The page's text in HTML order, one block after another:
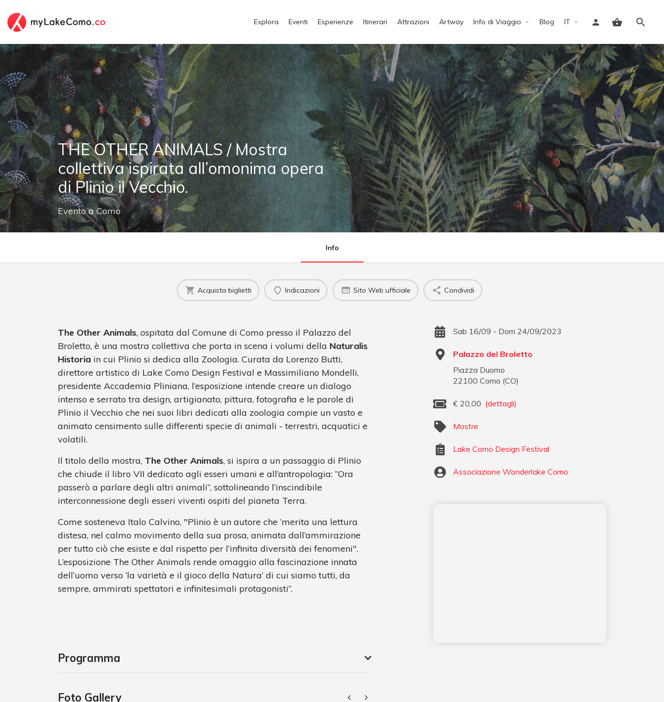
Esplora Eventi Esperienze Itinerari Attrazioni Artway Info di Viaggio Blog IT
Accedi
THE OTHER ANIMALS / Mostra
collettiva ispirata all’omonima opera
di Plinio il Vecchio.
EventoaComo
Info
Acquista biglietti Indicazioni Sito Web ufficiale Condividi
The Other Animals, ospitata dal Comune di Como presso il Palazzo del
Broletto, è una mostra collettiva che porta in scena i volumi della Naturalis
Historia in cui Plinio si dedica alla Zoologia. Curata da Lorenzo Butti,
direttore artistico di Lake Como Design Festival e Massimiliano Mondelli,
presidente Accademia Pliniana, l’esposizione intende creare un dialogo
intenso e serrato tra design, artigianato, pittura, fotografia e le parole di
Plinio il Vecchio che nei suoi libri dedicati alla zoologia compie un vasto e
animato censimento sulle differenti specie di animali - terrestri, acquatici e
volatili.
Il titolo della mostra, The Other Animals, si ispira a un passaggio di Plinio
che chiude il libro VII dedicato agli esseri umani e all’antropologia: “Ora
passerò a parlare degli altri animali”, sottolineando l’inscindibile
interconnessione degli esseri viventi ospiti del pianeta Terra.
Come sosteneva Italo Calvino, "Plinio è un autore che ‘merita una lettura
distesa, nel calmo movimento della sua prosa, animata dall’ammirazione
per tutto ciò che esiste e dal rispetto per l’infinita diversità dei fenomeni".
L’esposizione The Other Animals rende omaggio alla fascinazione innata
dell’uomo verso ‘la varietà e il gioco della Natura’ di cui siamo tutti, da
sempre, ammirati spettatori e infinitesimali protagonisti”.
Programma
Foto Gallery
Sab 16/09 - Dom 24/09/2023
Palazzo del Broletto
Piazza Duomo
22100 Como (CO)
€ 20,00 (dettagli)
Mostre
Lake Como Design Festival
Associazione Wonderlake Como